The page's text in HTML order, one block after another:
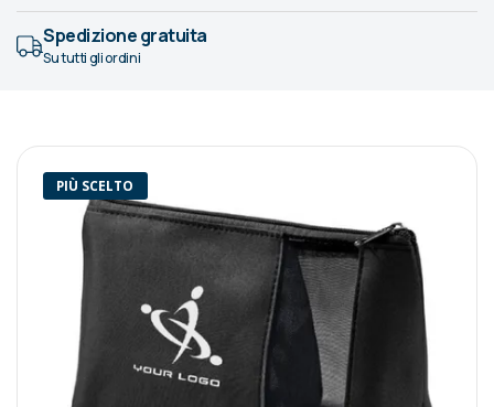
Spedizione gratuita
Su tutti gli ordini
PIÙ SCELTO